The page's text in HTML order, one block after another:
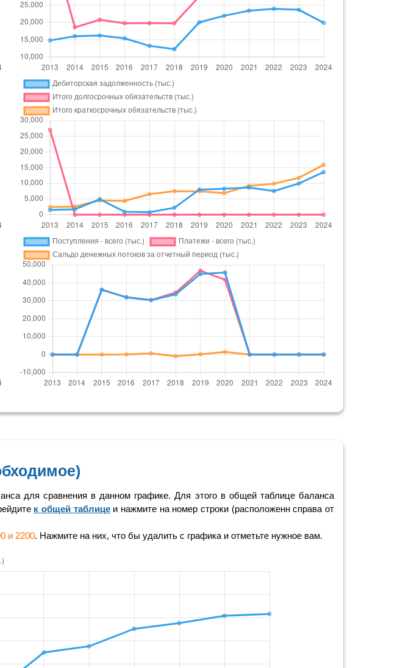
для сравнения в данном графике. Для этого в общей таблице баланса
к общей таблицеи нажмите на номер строки (расположенн справа от
и 2200. Нажмите на них, что бы удалить с графика и отметьте нужное вам.